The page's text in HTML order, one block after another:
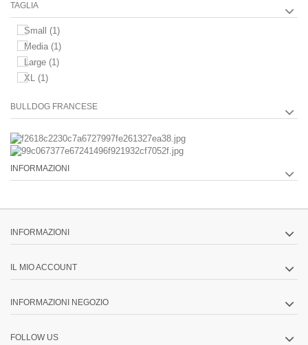
TAGLIA
Small
(1)
Media (1)
Large (1)
XL (1)
BULLDOG FRANCESE
INFORMAZIONI
INFORMAZIONI
IL MIO ACCOUNT
INFORMAZIONI NEGOZIO
FOLLOW US